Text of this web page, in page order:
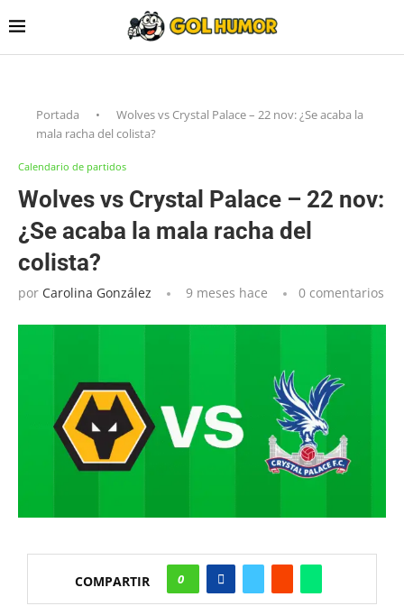
Portada •
Wolves vs Crystal Palace – 22 nov: ¿Se acaba la
mala racha del colista?
Calendario de partidos
Wolves vs Crystal Palace – 22 nov:
¿Se acaba la mala racha del
colista?
por Carolina González 9 meses hace 0 comentarios
COMPARTIR 0